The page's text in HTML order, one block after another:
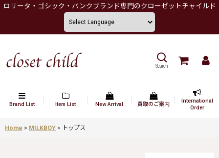
ロリータ・ゴシック・パンクブランド専門のクローゼットチャイルド
Search
Brand List Item List New Arrival 買取のご案内
International
Order
Home > MILKBOY > トップス